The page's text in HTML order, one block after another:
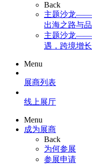
Back
主题沙龙——
出海之路与
主题沙龙——
遇，跨境增
Menu
展商列表
线上展厅
Menu
成为展商
Back
为何参展
参展申请